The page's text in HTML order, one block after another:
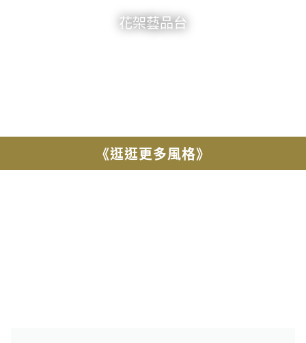
花架藝品台
《逛逛更多風格》